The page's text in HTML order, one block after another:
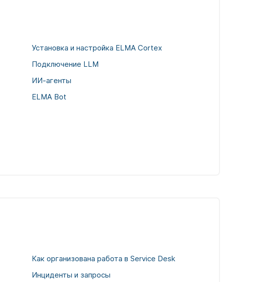
Установка и настройка ELMA Cortex
Подключение LLM
ИИ-агенты
ELMA Bot
Как организована работа в Service Desk
Инциденты и запросы